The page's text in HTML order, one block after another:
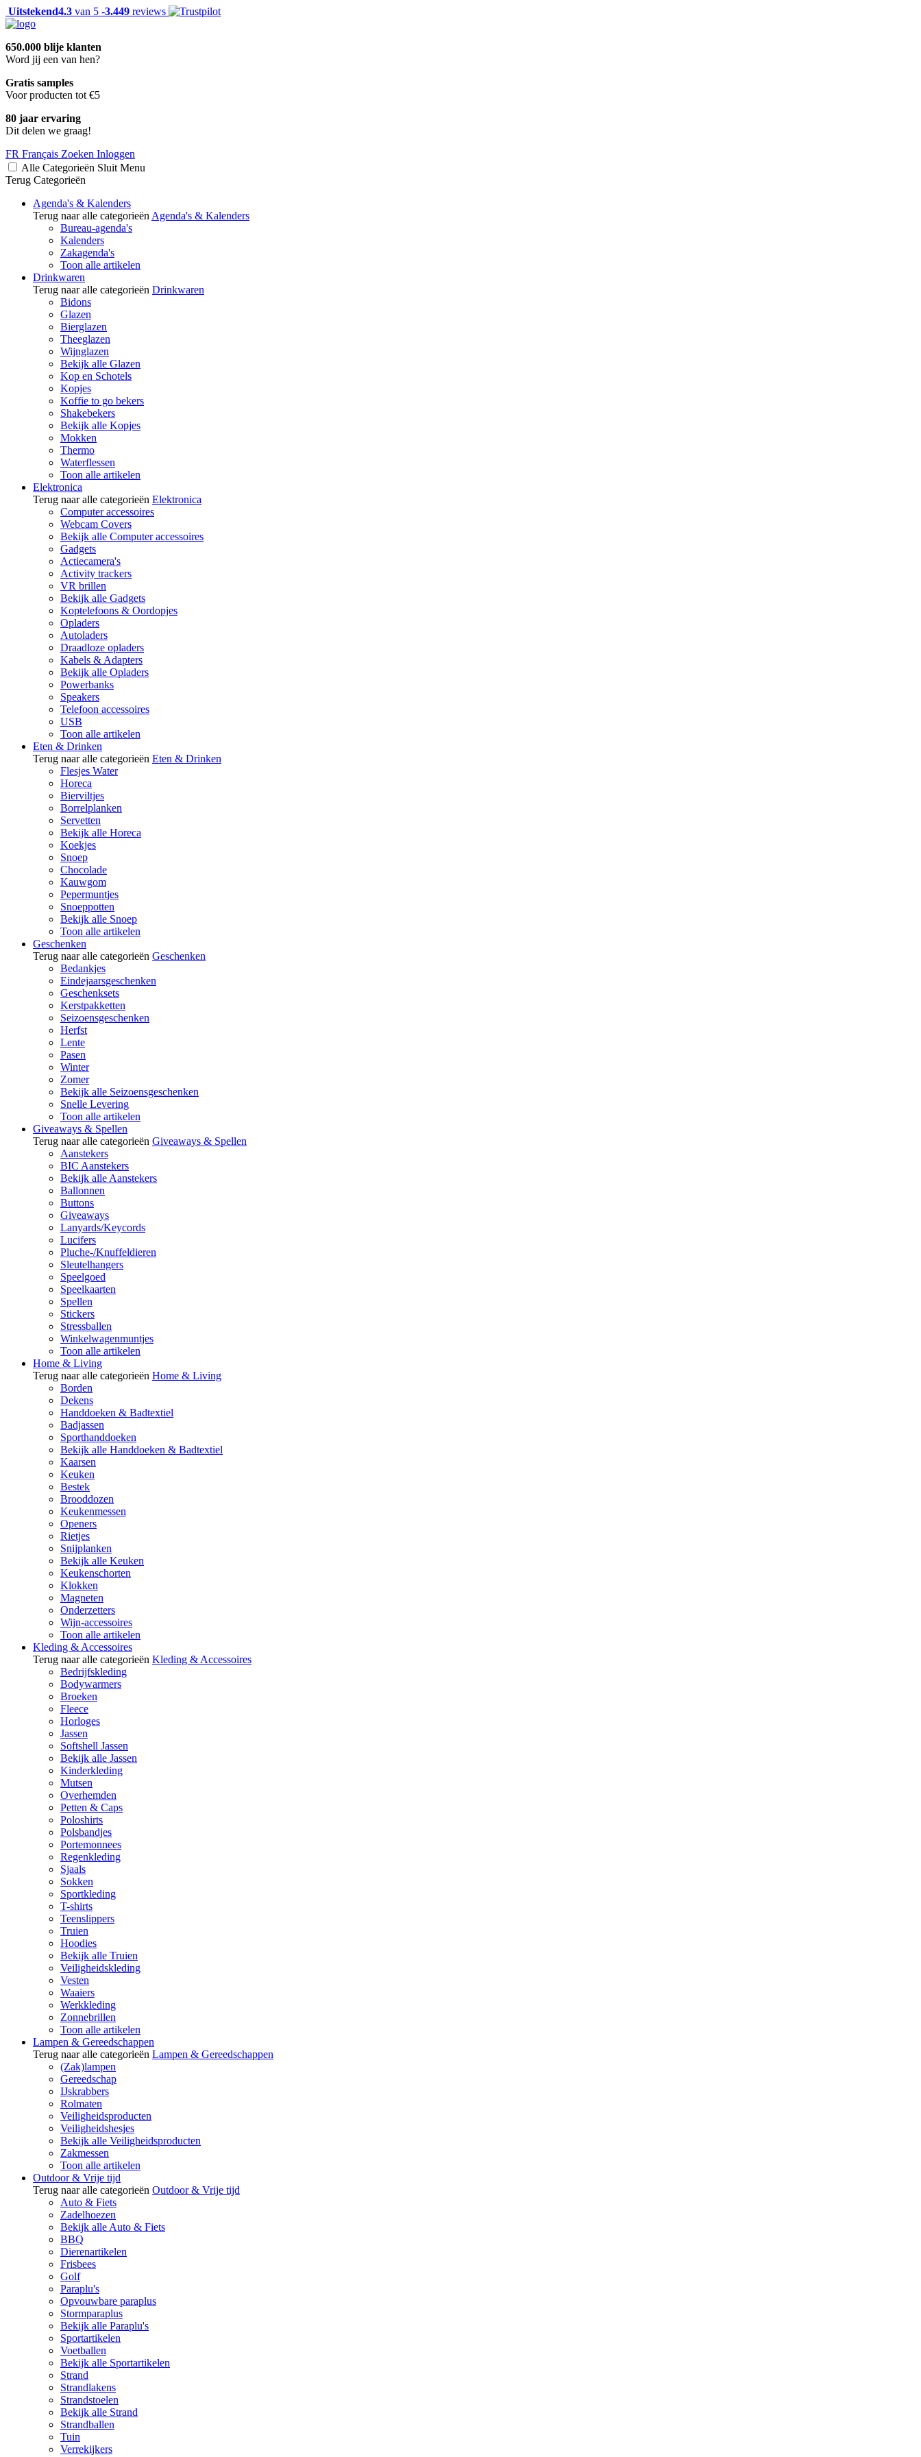
Uitstekend4.3 van 5 -3.449 reviews
650.000 blije klanten
Word jij een van hen?
Gratis samples
Voor producten tot €5
80 jaar ervaring
Dit delen we graag!
FR Français Zoeken Inloggen
Alle Categorieën Sluit Menu
Terug Categorieën
Agenda's & Kalenders
Terug naar alle categorieën Agenda's & Kalenders
Bureau-agenda's
Kalenders
Zakagenda's
Toon alle artikelen
Drinkwaren
Terug naar alle categorieën Drinkwaren
Bidons
Glazen
Bierglazen
Theeglazen
Wijnglazen
Bekijk alle Glazen
Kop en Schotels
Kopjes
Koffie to go bekers
Shakebekers
Bekijk alle Kopjes
Mokken
Thermo
Waterflessen
Toon alle artikelen
Elektronica
Terug naar alle categorieën Elektronica
Computer accessoires
Webcam Covers
Bekijk alle Computer accessoires
Gadgets
Actiecamera's
Activity trackers
VR brillen
Bekijk alle Gadgets
Koptelefoons & Oordopjes
Opladers
Autoladers
Draadloze opladers
Kabels & Adapters
Bekijk alle Opladers
Powerbanks
Speakers
Telefoon accessoires
USB
Toon alle artikelen
Eten & Drinken
Terug naar alle categorieën Eten & Drinken
Flesjes Water
Horeca
Bierviltjes
Borrelplanken
Servetten
Bekijk alle Horeca
Koekjes
Snoep
Chocolade
Kauwgom
Pepermuntjes
Snoeppotten
Bekijk alle Snoep
Toon alle artikelen
Geschenken
Terug naar alle categorieën Geschenken
Bedankjes
Eindejaarsgeschenken
Geschenksets
Kerstpakketten
Seizoensgeschenken
Herfst
Lente
Pasen
Winter
Zomer
Bekijk alle Seizoensgeschenken
Snelle Levering
Toon alle artikelen
Giveaways & Spellen
Terug naar alle categorieën Giveaways & Spellen
Aanstekers
BIC Aanstekers
Bekijk alle Aanstekers
Ballonnen
Buttons
Giveaways
Lanyards/Keycords
Lucifers
Pluche-/Knuffeldieren
Sleutelhangers
Speelgoed
Speelkaarten
Spellen
Stickers
Stressballen
Winkelwagenmuntjes
Toon alle artikelen
Home & Living
Terug naar alle categorieën Home & Living
Borden
Dekens
Handdoeken & Badtextiel
Badjassen
Sporthanddoeken
Bekijk alle Handdoeken & Badtextiel
Kaarsen
Keuken
Bestek
Brooddozen
Keukenmessen
Openers
Rietjes
Snijplanken
Bekijk alle Keuken
Keukenschorten
Klokken
Magneten
Onderzetters
Wijn-accessoires
Toon alle artikelen
Kleding & Accessoires
Terug naar alle categorieën Kleding & Accessoires
Bedrijfskleding
Bodywarmers
Broeken
Fleece
Horloges
Jassen
Softshell Jassen
Bekijk alle Jassen
Kinderkleding
Mutsen
Overhemden
Petten & Caps
Poloshirts
Polsbandjes
Portemonnees
Regenkleding
Sjaals
Sokken
Sportkleding
T-shirts
Teenslippers
Truien
Hoodies
Bekijk alle Truien
Veiligheidskleding
Vesten
Waaiers
Werkkleding
Zonnebrillen
Toon alle artikelen
Lampen & Gereedschappen
Terug naar alle categorieën Lampen & Gereedschappen
(Zak)lampen
Gereedschap
IJskrabbers
Rolmaten
Veiligheidsproducten
Veiligheidshesjes
Bekijk alle Veiligheidsproducten
Zakmessen
Toon alle artikelen
Outdoor & Vrije tijd
Terug naar alle categorieën Outdoor & Vrije tijd
Auto & Fiets
Zadelhoezen
Bekijk alle Auto & Fiets
BBQ
Dierenartikelen
Frisbees
Golf
Paraplu's
Opvouwbare paraplus
Stormparaplus
Bekijk alle Paraplu's
Sportartikelen
Voetballen
Bekijk alle Sportartikelen
Strand
Strandlakens
Strandstoelen
Bekijk alle Strand
Strandballen
Tuin
Verrekijkers